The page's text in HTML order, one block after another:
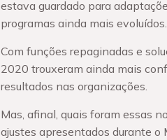
estava guardado para
programas ainda mais evoluídos.
Com funções repaginadas e
2020 trouxeram ainda mais
resultados nas organizações.
Mas, afinal, quais foram essas
ajustes apresentados durante